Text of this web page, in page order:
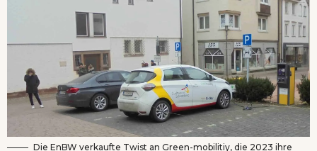
Die EnBW verkaufte Twist an Green-mobilitiy, die 2023 ihre